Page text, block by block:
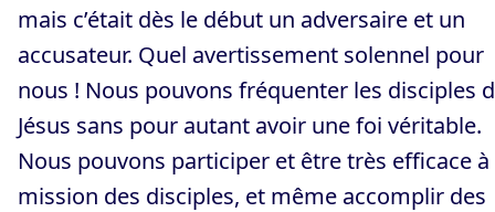
mais c’était dès le début un adversaire et un
accusateur. Quel avertissement solennel pour
nous ! Nous pouvons fréquenter les disciples
Jésus sans pour autant avoir une foi véritable.
Nous pouvons participer et être très efficace à
mission des disciples, et même accomplir des